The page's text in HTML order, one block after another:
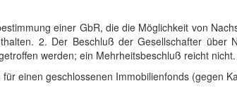
einer GbR, die die Möglichkeit von
2. Der Beschluß der Gesellschafter über
werden; ein Mehrheitsbeschluß reicht nicht.
einen geschlossenen Immobilienfonds (gegen